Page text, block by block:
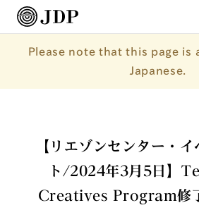
Please note that this page is
Japanese.
【リエゾンセンター・
ト/2024年3月5日】
Creatives Program修